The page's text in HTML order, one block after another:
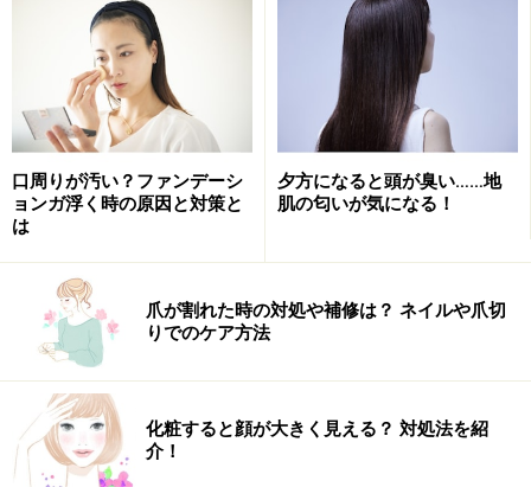
出てきてしまったアホ毛は、どうしたらいいか？目立た
なくするには、ワックスやヘアスプレーなどで、おさえ
ればいいのですが直接つけると根元のボリュームもつぶ
してしまうことに。そこで、セットしてもいいのです
が、実はそれだとあまり長持ちしないし、カチッと固ま
り過ぎてしまうことも。おススメは、ヘアセット用のス
プレーをコーム（くし）にシューッとかけて、髪の表面
を撫でつける方法。セットした感が出ず、自然にアホ毛
がおさまりますよ。外出先でもできるのでおススメ。さ
らに、アホ毛ケアで大事なのは日頃のお手入れ。アホ毛
のピンピンしている状態をしなやかにするために、髪の
口周りが汚い？ファンデーシ
ョンガ浮く時の原因と対策と
は
夕方になると頭が臭い……地
肌の匂いが気になる！
爪が割れた時の対処や補修は？ ネイルや爪切
りでのケア方法
化粧すると顔が大きく見える？ 対処法を紹
介！